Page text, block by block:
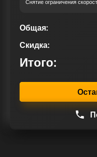
Снятие ограничения
Общая:
Скидка:
Итого: